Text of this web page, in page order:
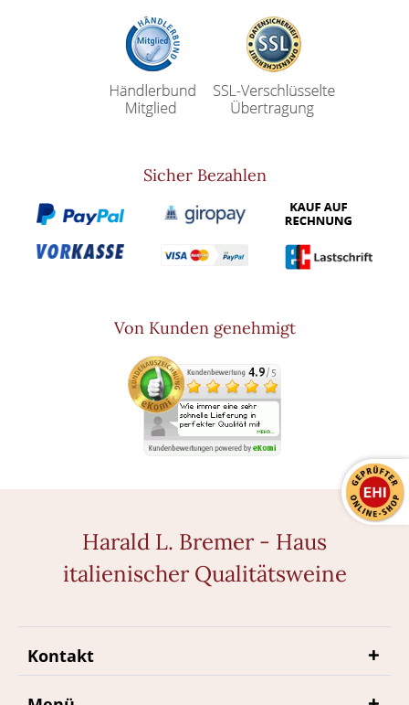
Sicher Bezahlen
Von Kunden genehmigt
Harald L. Bremer - Haus
italienischer Qualitätsweine
Kontakt